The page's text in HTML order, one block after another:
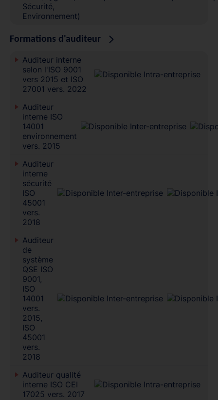
Sécurité,
Environnement)
Formations d'auditeur
Auditeur interne
selon l'ISO 9001
vers 2015 et ISO
27001 vers. 2022
Auditeur
interne ISO
14001
environnement
vers. 2015
Auditeur
interne
sécurité
ISO
45001
vers.
2018
Auditeur
de
système
QSE ISO
9001,
ISO
14001
vers.
2015,
ISO
45001
vers.
2018
Auditeur qualité
interne ISO CEI
17025 vers. 2017